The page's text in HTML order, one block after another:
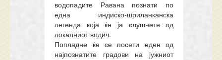
водопадите Равана познати по
една индиско-шриланканска
легенда која ќе ја слушнете од
локалниот водич.
Попладне ќе се посети еден од
најпознатите градови на јужниот